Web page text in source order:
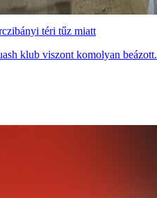
téri tűz miatt
klub viszont komolyan beázott.